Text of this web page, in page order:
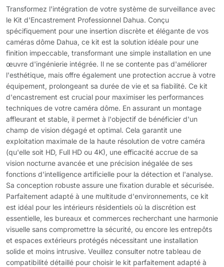
Transformez l'intégration de votre système de surveillance avec
le Kit d'Encastrement Professionnel Dahua. Conçu
spécifiquement pour une insertion discrète et élégante de vos
caméras dôme Dahua, ce kit est la solution idéale pour une
finition impeccable, transformant une simple installation en une
œuvre d'ingénierie intégrée. Il ne se contente pas d'améliorer
l'esthétique, mais offre également une protection accrue à votre
équipement, prolongeant sa durée de vie et sa fiabilité. Ce kit
d'encastrement est crucial pour maximiser les performances
techniques de votre caméra dôme. En assurant un montage
affleurant et stable, il permet à l'objectif de bénéficier d'un
champ de vision dégagé et optimal. Cela garantit une
exploitation maximale de la haute résolution de votre caméra
(qu'elle soit HD, Full HD ou 4K), une efficacité accrue de sa
vision nocturne avancée et une précision inégalée de ses
fonctions d'intelligence artificielle pour la détection et l'analyse.
Sa conception robuste assure une fixation durable et sécurisée.
Parfaitement adapté à une multitude d'environnements, ce kit
est idéal pour les intérieurs résidentiels où la discrétion est
essentielle, les bureaux et commerces recherchant une harmonie
visuelle sans compromettre la sécurité, ou encore les entrepôts
et espaces extérieurs protégés nécessitant une installation
solide et moins intrusive. Veuillez consulter notre tableau de
compatibilité détaillé pour choisir le kit parfaitement adapté à